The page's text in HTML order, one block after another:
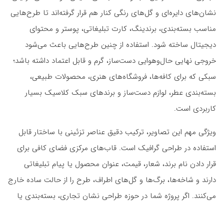
نشان‌های دایره‌ای و گل‌های رنگی کنار هم قرار گرفته‌اند تا طرح‌هایی
مناسب بسته‌بندی، برندینگ، کارت تبلیغاتی، پوستر و محتوای
دیجیتال ساخته شود. استفاده از چنین طرح‌هایی باعث می‌شود
خروجی نهایی حال‌وهوایی دست‌ساز، گرم و قابل اعتماد داشته باشد؛
سبکی که برای کافه‌ها، فروشگاه‌های هنری، محصولات طبیعی،
بسته‌بندی عطر، لوازم دست‌ساز و برندهای سبک کلاسیک بسیار
کاربردی است.
ویژگی مهم این تصاویر، ترکیب دقیق عناصر تزئینی با ساختار قابل
استفاده در طراحی گرافیک است. قاب‌های مرکزی فضای کافی برای
قرار دادن نام برند، شعار، قیمت، عنوان محصول یا پیام تبلیغاتی
دارند و شاخه‌ها، برگ‌ها و گل‌های اطراف، طرح را از حالت ساده خارج
می‌کنند. اگر پروژه شما در حوزه طراحی نشان تجاری، بسته‌بندی یا